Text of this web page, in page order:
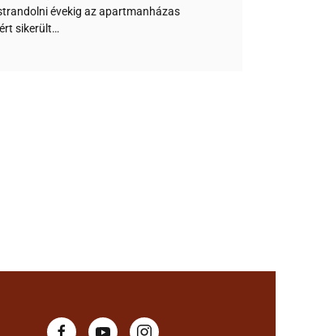
évekig az apartmanházas
sikerült…